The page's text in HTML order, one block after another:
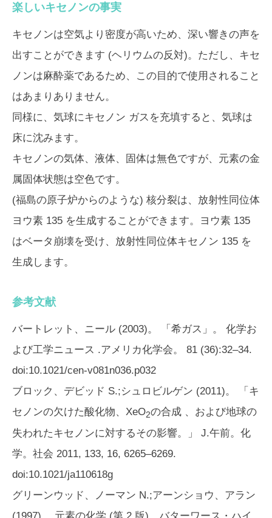
楽しいキセノンの事実
キセノンは空気より密度が高いため、深い響きの声を
出すことができます (ヘリウムの反対)。ただし、キセ
ノンは麻酔薬であるため、この目的で使用されること
はあまりありません。
同様に、気球にキセノン ガスを充填すると、気球は
床に沈みます。
キセノンの気体、液体、固体は無色ですが、元素の金
属固体状態は空色です。
(福島の原子炉からのような) 核分裂は、放射性同位体
ヨウ素 135 を生成することができます。ヨウ素 135
はベータ崩壊を受け、放射性同位体キセノン 135 を
生成します。
参考文献
バートレット、ニール (2003)。 「希ガス」。 化学お
よび工学ニュース .アメリカ化学会。 81 (36):32–34.
doi:10.1021/cen-v081n036.p032
ブロック、デビッド S.;シュロビルゲン (2011)。 「キ
セノンの欠けた酸化物、XeO2の合成 、および地球の
失われたキセノンに対するその影響。」 J.午前。化
学。社会 2011, 133, 16, 6265–6269.
doi:10.1021/ja110618g
グリーンウッド、ノーマン N.;アーンショウ、アラン